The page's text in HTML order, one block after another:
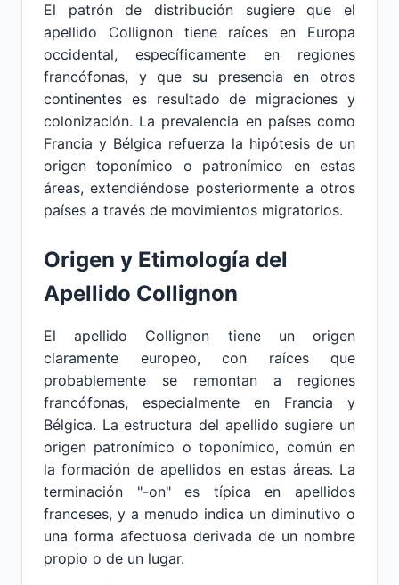
El patrón de distribución sugiere que el
apellido Collignon tiene raíces en Europa
occidental, específicamente en regiones
francófonas, y que su presencia en otros
continentes es resultado de migraciones y
colonización. La prevalencia en países como
Francia y Bélgica refuerza la hipótesis de un
origen toponímico o patronímico en estas
áreas, extendiéndose posteriormente a otros
países a través de movimientos migratorios.
Origen y Etimología del
Apellido Collignon
El apellido Collignon tiene un origen
claramente europeo, con raíces que
probablemente se remontan a regiones
francófonas, especialmente en Francia y
Bélgica. La estructura del apellido sugiere un
origen patronímico o toponímico, común en
la formación de apellidos en estas áreas. La
terminación "-on" es típica en apellidos
franceses, y a menudo indica un diminutivo o
una forma afectuosa derivada de un nombre
propio o de un lugar.